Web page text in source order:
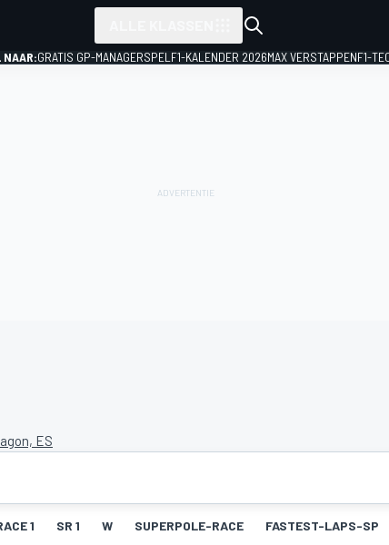
NAAR:GRATIS GP-MANAGERSPEL F1-KALENDER 2026MAX VERSTAPPENF1-
ES
1 SR 1 W SUPERPOLE-RACE FASTEST-LAPS-SP